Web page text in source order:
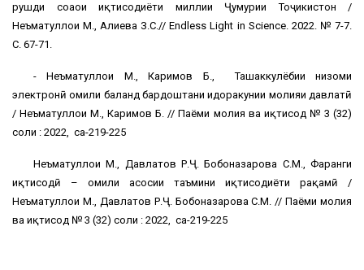
рушди соҳаҳои иқтисодиёти миллии Ҷумҳурии Тоҷикистон /
Неъматуллои М., Алиева З.С.// Endless Light in Science. 2022. № 7-7.
С. 67-71.
- Неъматуллои М., Каримов Б., Ташаккулёбии низоми
электронӣ омили баланд бардоштани идоракунии молияи давлатӣ
/ Неъматуллои М., Каримов Б. // Паёми молия ва иқтисод № 3 (32)
соли : 2022, саҳ-219-225
Неъматуллои М., Давлатов Р.Ҷ. Бобоназарова С.М., Фарҳанги
иқтисодӣ – омили асосии таъмини иқтисодиёти рақамӣ /
Неъматуллои М., Давлатов Р.Ҷ. Бобоназарова С.М. // Паёми молия
ва иқтисод № 3 (32) соли : 2022, саҳ-219-225